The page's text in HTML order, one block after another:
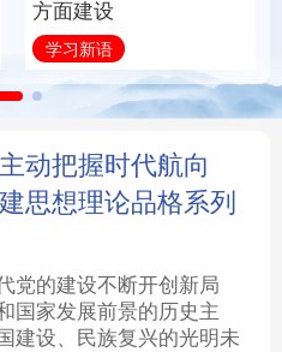
信息化 数字经济
银龄 溯源中国
能源 会展
时尚 悦读
亚太网 上市公司
方面建设
学习新语
动把握时代航向
思想理论品格系列
党的建设不断开创新局
国家发展前景的历史主
建设、民族复兴的光明未